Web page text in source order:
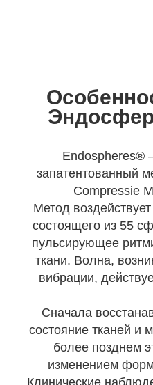
Endospheres®
запатентованный
Compressie
Метод
состоящего из 55
пульсирующее
ткани. Волна,
вибрации,
Сначала
состояние тканей и
более позднем
изменением